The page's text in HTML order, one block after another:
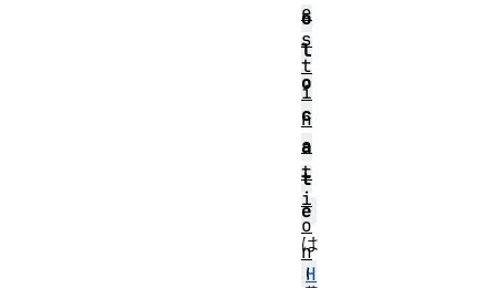
o
l
o
c
a
t
e
は
H
e
s
t
i
n
a
t
i
o
n